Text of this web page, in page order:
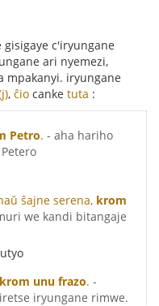
c'iryungane
ari nyemezi,
mpakanyi. iryungane
, ĉio canke tuta :
Petro. - aha hariho
ŝajne serena, krom
we kandi bitangaje
krom unu frazo. -
iryungane rimwe.